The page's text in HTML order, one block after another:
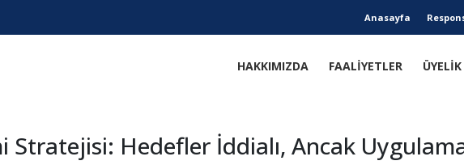
Anasayfa
HAKKIMIZDA FAALİYETLER ÜYELİK
Stratejisi: Hedefler İddialı, Ancak